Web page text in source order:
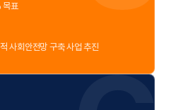
목표
사회안전망 구축 사업 추진